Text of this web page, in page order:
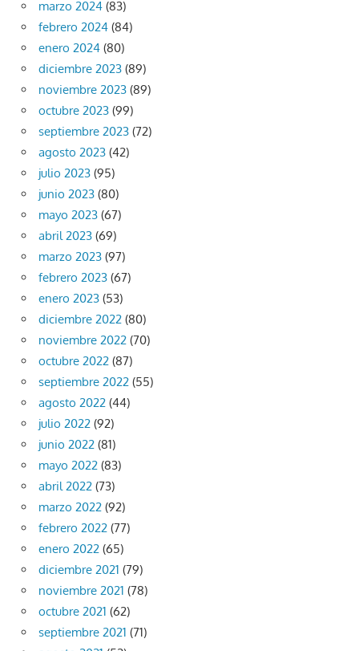
marzo 2024 (83)
febrero 2024 (84)
enero 2024 (80)
diciembre 2023 (89)
noviembre 2023 (89)
octubre 2023 (99)
septiembre 2023 (72)
agosto 2023 (42)
julio 2023 (95)
junio 2023 (80)
mayo 2023 (67)
abril 2023 (69)
marzo 2023 (97)
febrero 2023 (67)
enero 2023 (53)
diciembre 2022 (80)
noviembre 2022 (70)
octubre 2022 (87)
septiembre 2022 (55)
agosto 2022 (44)
julio 2022 (92)
junio 2022 (81)
mayo 2022 (83)
abril 2022 (73)
marzo 2022 (92)
febrero 2022 (77)
enero 2022 (65)
diciembre 2021 (79)
noviembre 2021 (78)
octubre 2021 (62)
septiembre 2021 (71)